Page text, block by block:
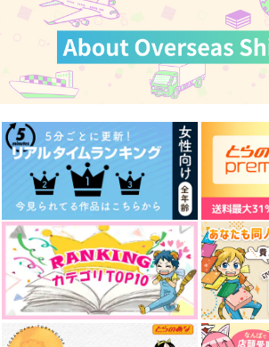
Switchとちいさなモ
ジャッコ
ABCM
597円（税込）
青葉つむぎ
サンプル
作品詳細
OEKAKI LOG♪【ノ
ベルティ有】
ABCM
1,320円（税込）
青葉つむぎ
サンプル
作品詳細
カート
ぜんぶあくまのせい
ABCM
専売 597円（税込）